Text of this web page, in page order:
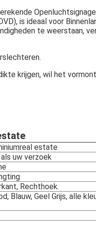
is ideaal voor
te weerstaan,
krijgen, wil het
estate
als uw verzoek
Rechthoek.
Blauw, Geel Grijs, alle